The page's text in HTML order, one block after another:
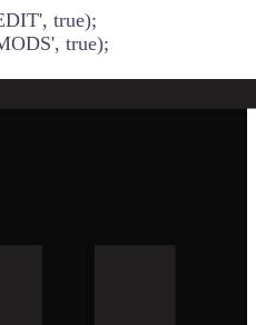
true);
true);